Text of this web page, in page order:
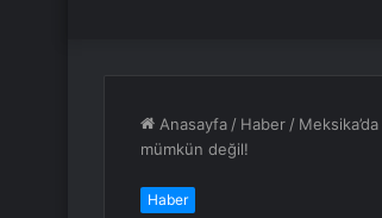
Anasayfa / Haber /
mümkün değil!
Haber